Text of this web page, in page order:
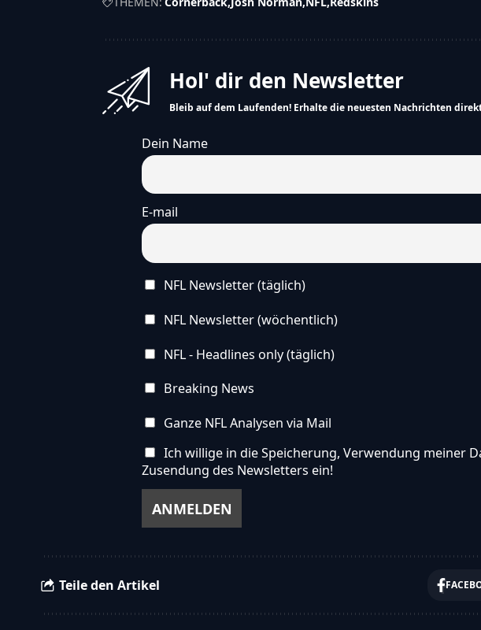
Hol' dir den Newsletter
Bleib auf dem Laufenden! Erhalte die neuesten Nachrichten
Dein Name
E-mail
NFL Newsletter (täglich)
NFL Newsletter (wöchentlich)
NFL - Headlines only (täglich)
Breaking News
Ganze NFL Analysen via Mail
Ich willige in die Speicherung, Verwendung meiner
Zusendung des Newsletters ein!
Teile den Artikel